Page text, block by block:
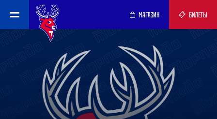
МАГАЗИН БИЛЕТЫ